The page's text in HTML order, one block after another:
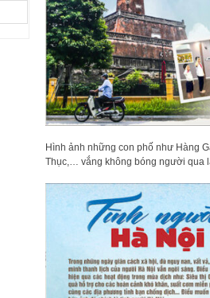
Hình ảnh những con phố như Hàng
Thục,… vắng không bóng người qua